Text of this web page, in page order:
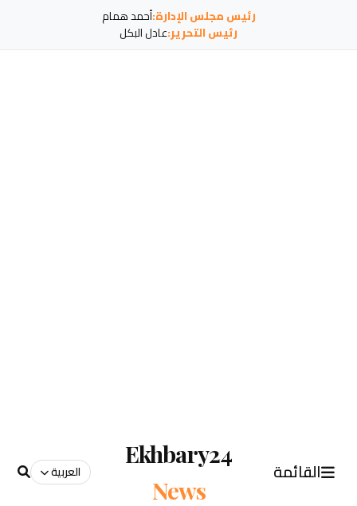
رئيس مجلس الإدارة:أحمد همام
رئيس التحرير:عادل البكل
القائمة
Ekhbary24
News
العربية